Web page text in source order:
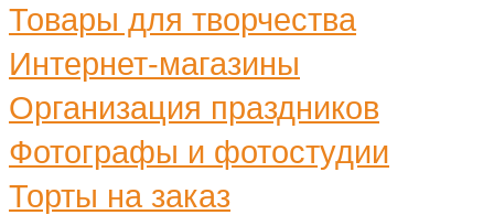
Товары для творчества
Интернет-магазины
Организация праздников
Фотографы и фотостудии
Торты на заказ